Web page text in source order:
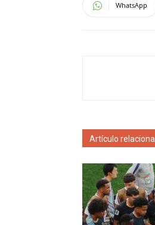
WhatsApp
Artículo